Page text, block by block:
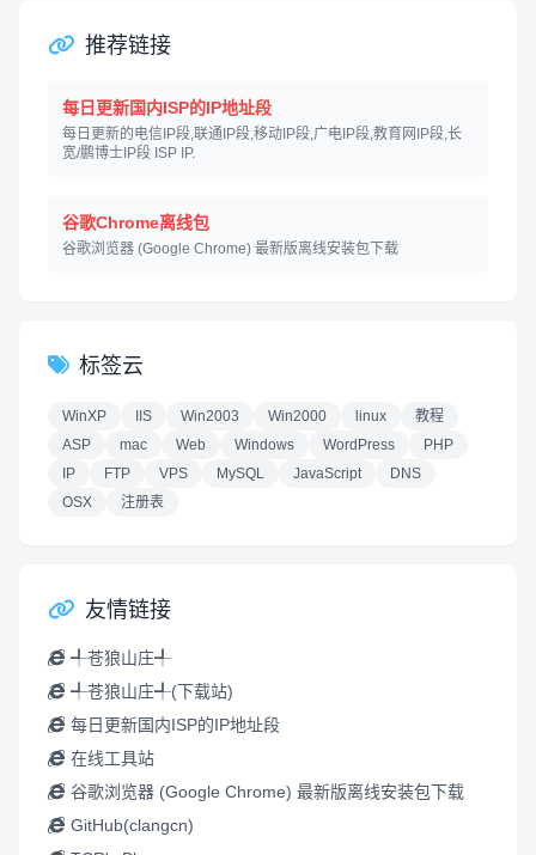
推荐链接
每日更新国内ISP的IP地址段
每日更新的电信IP段,联通IP段,移动IP段,广电IP段,教育网IP段,长
宽/鹏博士IP段 ISP IP.
谷歌Chrome离线包
谷歌浏览器 (Google Chrome) 最新版离线安装包下载
标签云
WinXP IIS Win2003 Win2000 linux
教程
ASP
mac Web Windows WordPress
PHP
IP
FTP VPS MySQL JavaScript
DNS
OSX
注册表
友情链接
╃苍狼山庄╃
╃苍狼山庄╃(下载站)
每日更新国内ISP的IP地址段
在线工具站
谷歌浏览器 (Google Chrome) 最新版离线安装包下载
GitHub(clangcn)